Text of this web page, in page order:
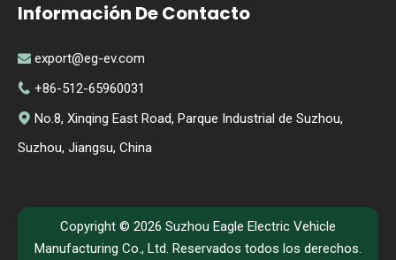
Información De Contacto
 export@eg-ev.com
 +86-512-65960031
 No.8, Xinqing East Road, Parque Industrial de Suzhou,
Suzhou, Jiangsu, China
Copyright © 2026 Suzhou Eagle Electric Vehicle
Manufacturing Co., Ltd. Reservados todos los derechos.